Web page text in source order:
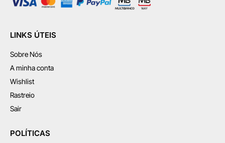
LINKS ÚTEIS
Sobre Nós
A minha conta
Wishlist
Rastreio
Sair
POLÍTICAS